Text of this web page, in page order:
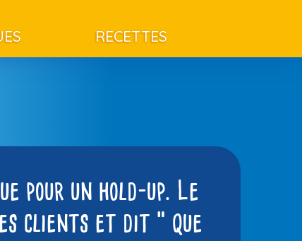
RECETTES
pour un hold-up. Le
clients et dit ” que